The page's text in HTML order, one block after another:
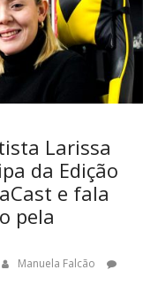
Larissa
da Edição
e fala
pela
Manuela Falcão